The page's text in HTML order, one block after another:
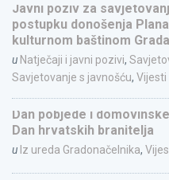
Javni poziv za
postupku donošenja
kulturnom baštinom
u Natječaji i javni pozivi,
Savjetovanje s javnošću, Vijesti
Dan pobjede i
Dan hrvatskih branitelja
u Iz ureda Gradonačelnika,